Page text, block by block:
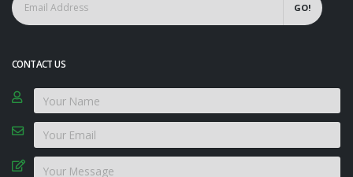
GO!
CONTACT US